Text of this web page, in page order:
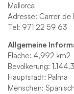
Mallorca
Adresse: Carrer de
Tel: 971 22 59 63
Allgemeine
Fläche: 4,992 km2
Bevölkerung:
Hauptstadt: Palma
Menschen: